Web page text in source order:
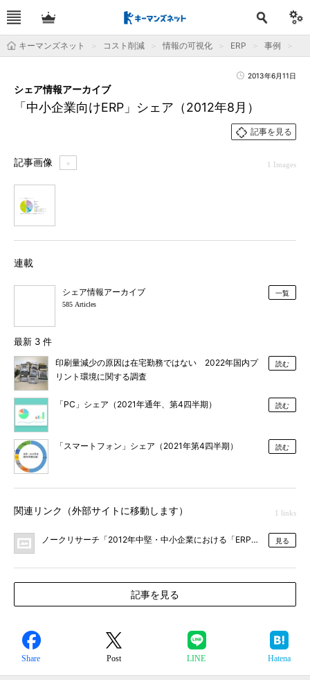
キーマンズネット コスト削減 情報の可視化 ERP 事例
2013年6月11日
「中小企業向けERP」シェア（2012年8月）
シェア情報アーカイブ
記事を見る
記事画像 ＋ 1 Images
連載
シェア情報アーカイブ
585 Articles
一覧
最新 3 件
印刷量減少の原因は在宅勤務ではない 2022年国内プ
リント環境に関する調査
読む
「PC」シェア（2021年通年、第4四半期） 読む
「スマートフォン」シェア（2021年第4四半期） 読む
関連リンク（外部サイトに移動します） 1 links
ノークリサーチ「2012年中堅・中小企業における「ERP」の利用実態
見る
記事を見る
Share Post LINE Hatena